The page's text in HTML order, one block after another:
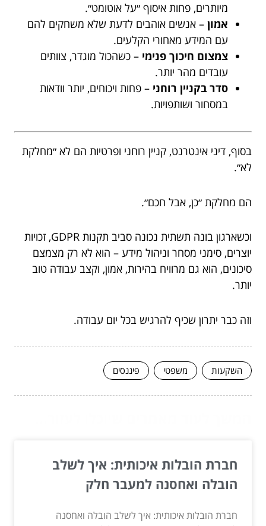
מיותרים, פחות איסוף ״על אוטומט״.
אמון – אנשים אוהבים לדעת שלא משחקים להם
עם המידע מאחורי הקלעים.
צמצום חיכוך פנימי – כשהכול מוגדר, צוותים
עובדים מהר יותר.
סדר בקניין רוחני – פחות ויכוחים, יותר וודאות
במסחור ושותפויות.
בסוף, דיני אינטרנט, קניין רוחני ופרטיות הם לא ״מחלקת
לא״.
הם מחלקת ״כן, אבל חכם״.
וכשארגון בונה תשתית נכונה סביב תקנות GDPR, זכויות
יוצרים, סימני מסחר וניהול מידע – הוא לא רק מצמצם
סיכונים, הוא גם מרוויח בהירות, אמון, וקצב עבודה טוב
יותר.
וזה כבר יתרון שכיף להרגיש בכל יום עבודה.
השקעות משפטי פיננסים
חברת הובלות איכותית: איך לשלב
הובלה ואחסנה למעבר חלק
חברת הובלות איכותית: איך לשלב הובלה ואחסנה